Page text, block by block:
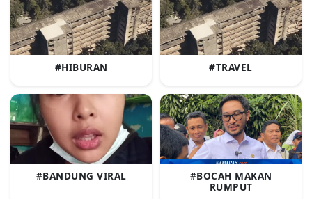
#HIBURAN #TRAVEL
#BANDUNG VIRAL
#BOCAH MAKAN
RUMPUT